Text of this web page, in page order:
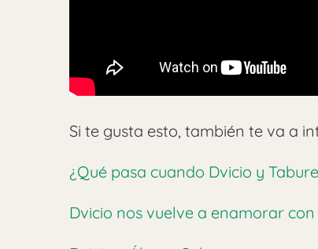
Si te gusta esto, también te va a
¿Qué pasa cuando Dvicio y
Dvicio nos vuelve a enamorar